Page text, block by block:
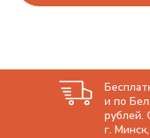
и по
рублей.
г.